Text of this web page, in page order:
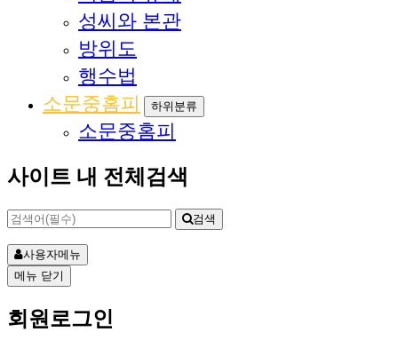
성씨와 본관
방위도
행수법
소문중홈피
하위분류
소문중홈피
사이트 내 전체검색
검색
사용자메뉴
메뉴 닫기
회원로그인